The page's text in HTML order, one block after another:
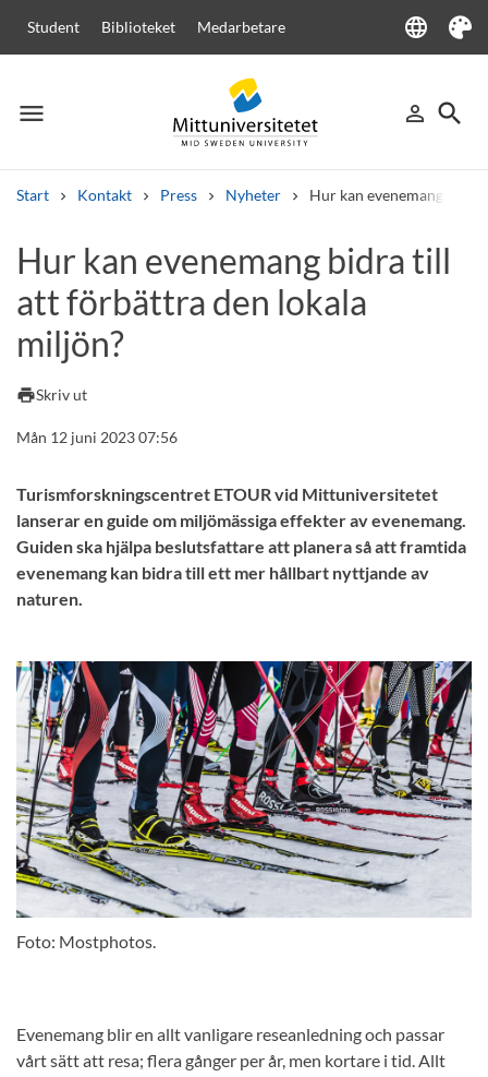
Student Biblioteket Medarbetare language
Language
Tema
menu
Meny person_outline
Logga in
search
Sök
Start Kontakt Press Nyheter Hur kan evenemang
Andra söktjänster
Kurser och programKursplaner Välkomstbrev
Lediga jobb
Hur kan evenemang bidra till
att förbättra den lokala
miljön?
printSkriv ut
Mån 12 juni 2023 07:56
Turismforskningscentret ETOUR vid Mittuniversitetet
lanserar en guide om miljömässiga effekter av evenemang.
Guiden ska hjälpa beslutsfattare att planera så att framtida
evenemang kan bidra till ett mer hållbart nyttjande av
naturen.
Foto: Mostphotos.
Evenemang blir en allt vanligare reseanledning och passar
vårt sätt att resa; flera gånger per år, men kortare i tid. Allt